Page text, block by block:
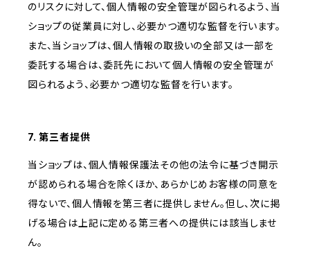
のリスクに対して、個人情報の安全管理が図られるよう、当
ショップの従業員に対し、必要かつ適切な監督を行います。
また、当ショップは、個人情報の取扱いの全部又は一部を
委託する場合は、委託先において個人情報の安全管理が
図られるよう、必要かつ適切な監督を行います。
7. 第三者提供
当ショップは、個人情報保護法その他の法令に基づき開示
が認められる場合を除くほか、あらかじめお客様の同意を
得ないで、個人情報を第三者に提供しません。但し、次に掲
げる場合は上記に定める第三者への提供には該当しませ
ん。